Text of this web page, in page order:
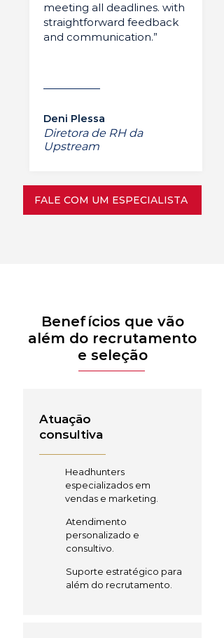
meeting all deadlines. with
straightforward feedback
and communication.”
Deni Plessa
Diretora de RH da
Upstream
FALE COM UM ESPECIALISTA
Benefícios que vão
além do recrutamento
e seleção
Atuação
consultiva
Headhunters
especializados em
vendas e marketing.
Atendimento
personalizado e
consultivo.
Suporte estratégico para
além do recrutamento.